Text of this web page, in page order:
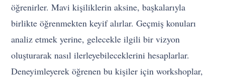
öğrenirler. Mavi kişiliklerin aksine, başkalarıyla
birlikte öğrenmekten keyif alırlar. Geçmiş konuları
analiz etmek yerine, gelecekle ilgili bir vizyon
oluşturarak nasıl ilerleyebileceklerini hesaplarlar.
Deneyimleyerek öğrenen bu kişiler için workshoplar,